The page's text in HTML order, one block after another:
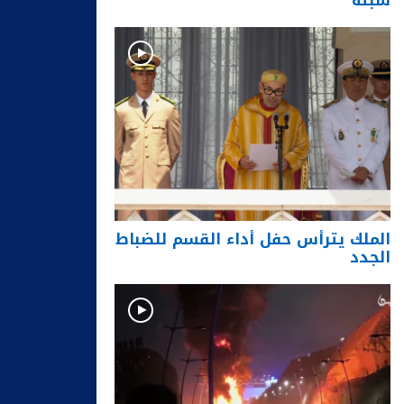
الملك يترأس حفل أداء القسم للضباط
الجدد